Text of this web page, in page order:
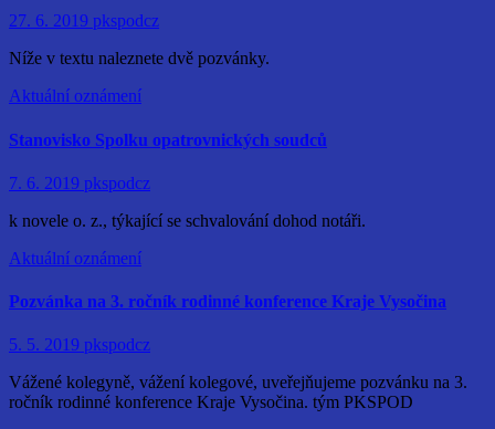
27. 6. 2019 pkspodcz
Níže v textu naleznete dvě pozvánky.
Aktuální oznámení
Stanovisko Spolku opatrovnických soudců
7. 6. 2019 pkspodcz
k novele o. z., týkající se schvalování dohod notáři.
Aktuální oznámení
Pozvánka na 3. ročník rodinné konference Kraje Vysočina
5. 5. 2019 pkspodcz
Vážené kolegyně, vážení kolegové, uveřejňujeme pozvánku na 3.
ročník rodinné konference Kraje Vysočina. tým PKSPOD